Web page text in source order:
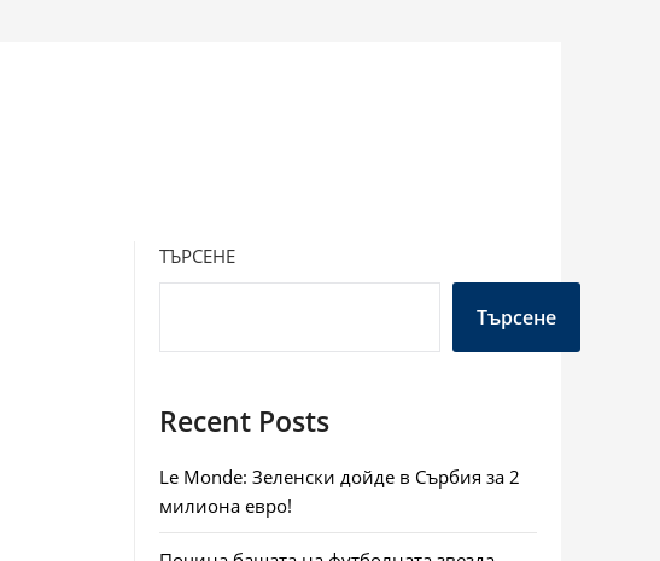
ТЪРСЕНЕ
Търсене
Recent Posts
Le Monde: Зеленски дойде в Сърбия за 2
милиона евро!